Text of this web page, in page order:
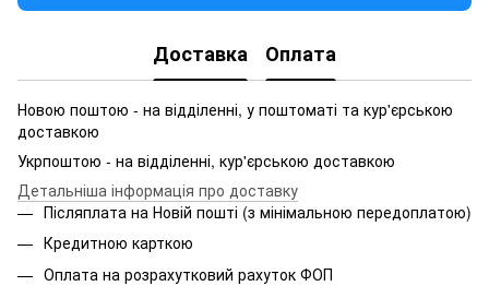
Доставка Оплата
Новою поштою - на відділенні, у поштоматі та кур'єрською
доставкою
Укрпоштою - на відділенні, кур'єрською доставкою
Детальніша інформація про доставку
Післяплата на Новій пошті (з мінімальною передоплатою)
Кредитною карткою
Оплата на розрахутковий рахуток ФОП